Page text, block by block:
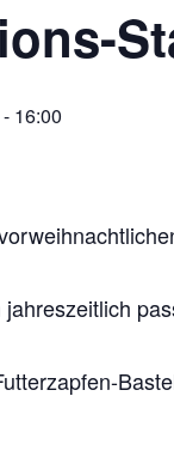
- 16:00